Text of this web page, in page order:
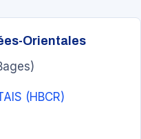
Orientales
(HBCR)